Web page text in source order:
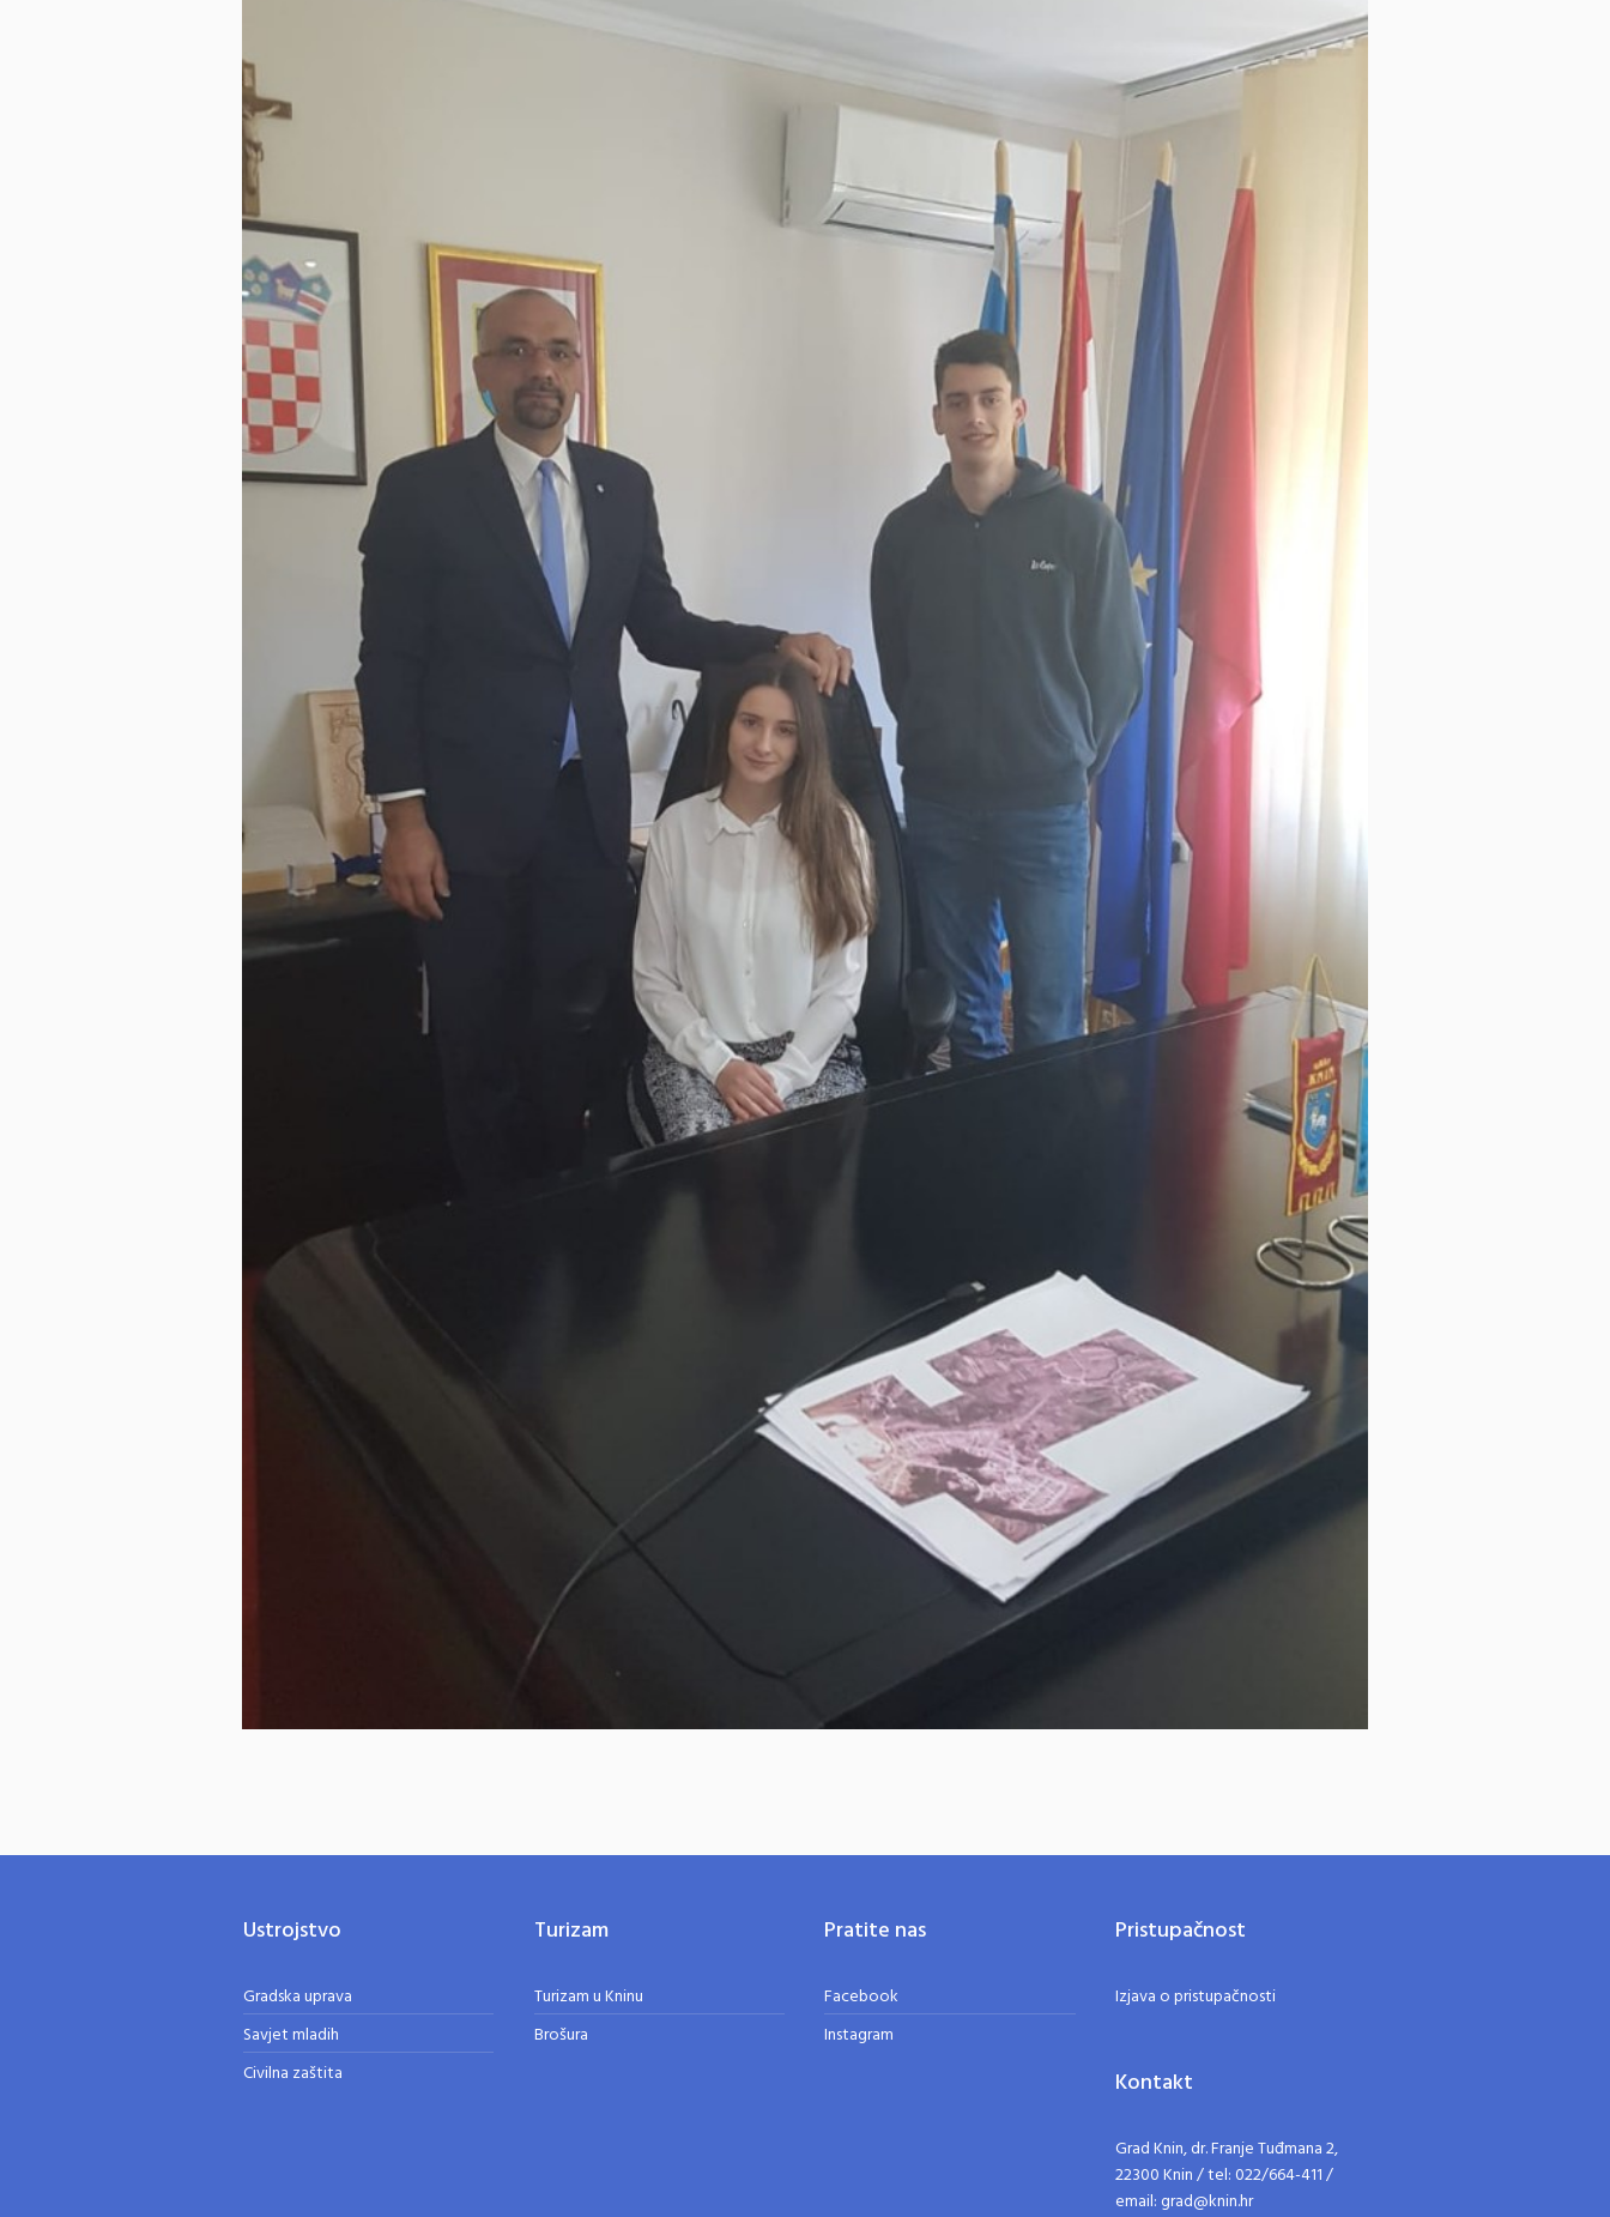
Ustrojstvo
Gradska uprava
Savjet mladih
Civilna zaštita
Turizam
Turizam u Kninu
Brošura
Pratite nas
Facebook
Instagram
Pristupačnost
Izjava o pristupačnosti
Kontakt
Grad Knin, dr. Franje Tuđmana 2,
22300 Knin / tel: 022/664-411 /
email: grad@knin.hr